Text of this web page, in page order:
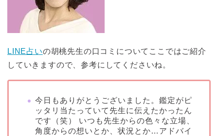
LINE占いの胡桃先生の口コミについてここではご紹介
していきますので、参考にしてくださいね。
今日もありがとうございました。鑑定がピ
ッタリ当たっていて先生に伝えたかったん
です（笑） いつも先生からの色々な立場、
角度からの想いとか、状況とか…アドバイ